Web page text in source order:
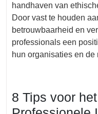
handhaven van
Door vast te houden
betrouwbaarheid en
professionals een
hun organisaties en
8 Tips voor